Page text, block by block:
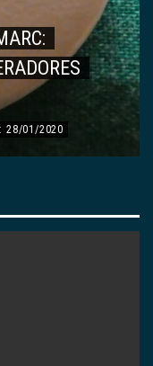
28/01/2020